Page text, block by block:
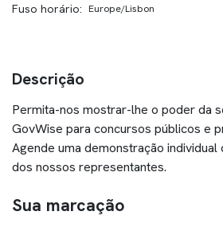
Fuso horário:
Descrição
Permita-nos mostrar-lhe o poder da
GovWise para concursos públicos e
Agende uma demonstração individual
dos nossos representantes.
Sua marcação